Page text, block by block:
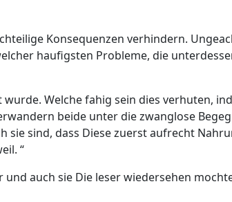
Konsequenzen verhindern.
haufigsten Probleme, die
Welche fahig sein dies verhuten,
beide unter die zwanglose
sie sind, dass Diese zuerst aufrecht
“
auch sie Die leser wiedersehen